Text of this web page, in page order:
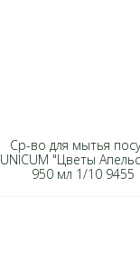
Ср-во для мытья
UNICUM "Цветы
950 мл 1/10 9455